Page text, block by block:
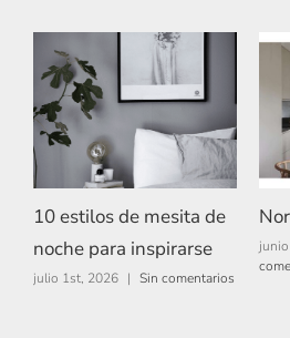
10 estilos de mesita de
noche para inspirarse
julio 1st, 2026 | Sin comentarios